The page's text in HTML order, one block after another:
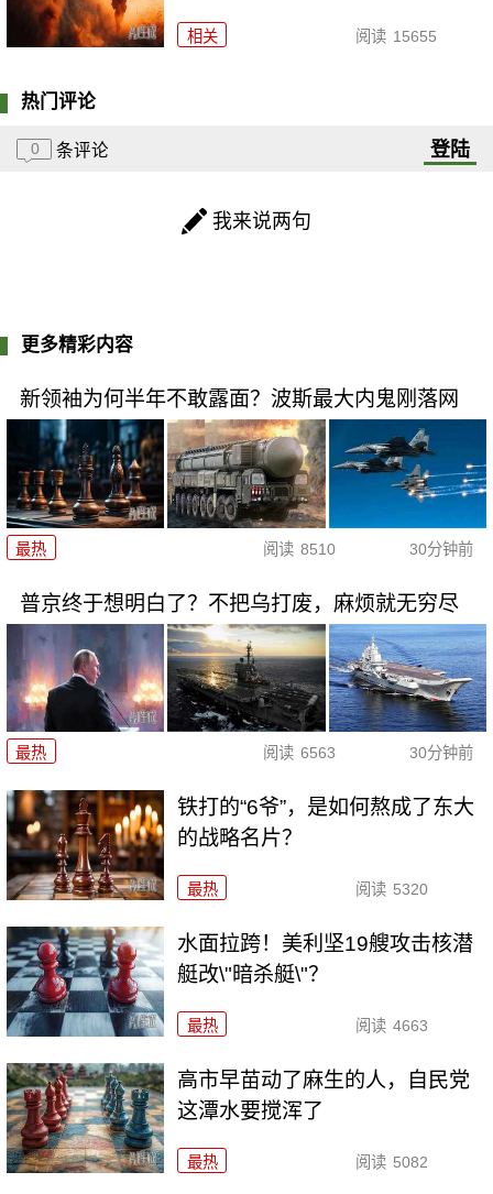
相关 阅读 15655
热门评论
0 条评论 登陆
我来说两句
更多精彩内容
新领袖为何半年不敢露面？波斯最大内鬼刚落网
最热 阅读 8510 30分钟前
普京终于想明白了？不把乌打废，麻烦就无穷尽
最热 阅读 6563 30分钟前
铁打的“6爷”，是如何熬成了东大
的战略名片？
最热 阅读 5320
水面拉跨！美利坚19艘攻击核潜
艇改\"暗杀艇\"？
最热 阅读 4663
高市早苗动了麻生的人，自民党
这潭水要搅浑了
最热 阅读 5082